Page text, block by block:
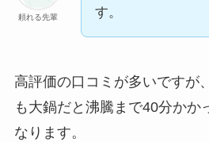
頼れる先輩
す。
高評価の口コミが多いですが
も大鍋だと沸騰まで40分かか
なります。